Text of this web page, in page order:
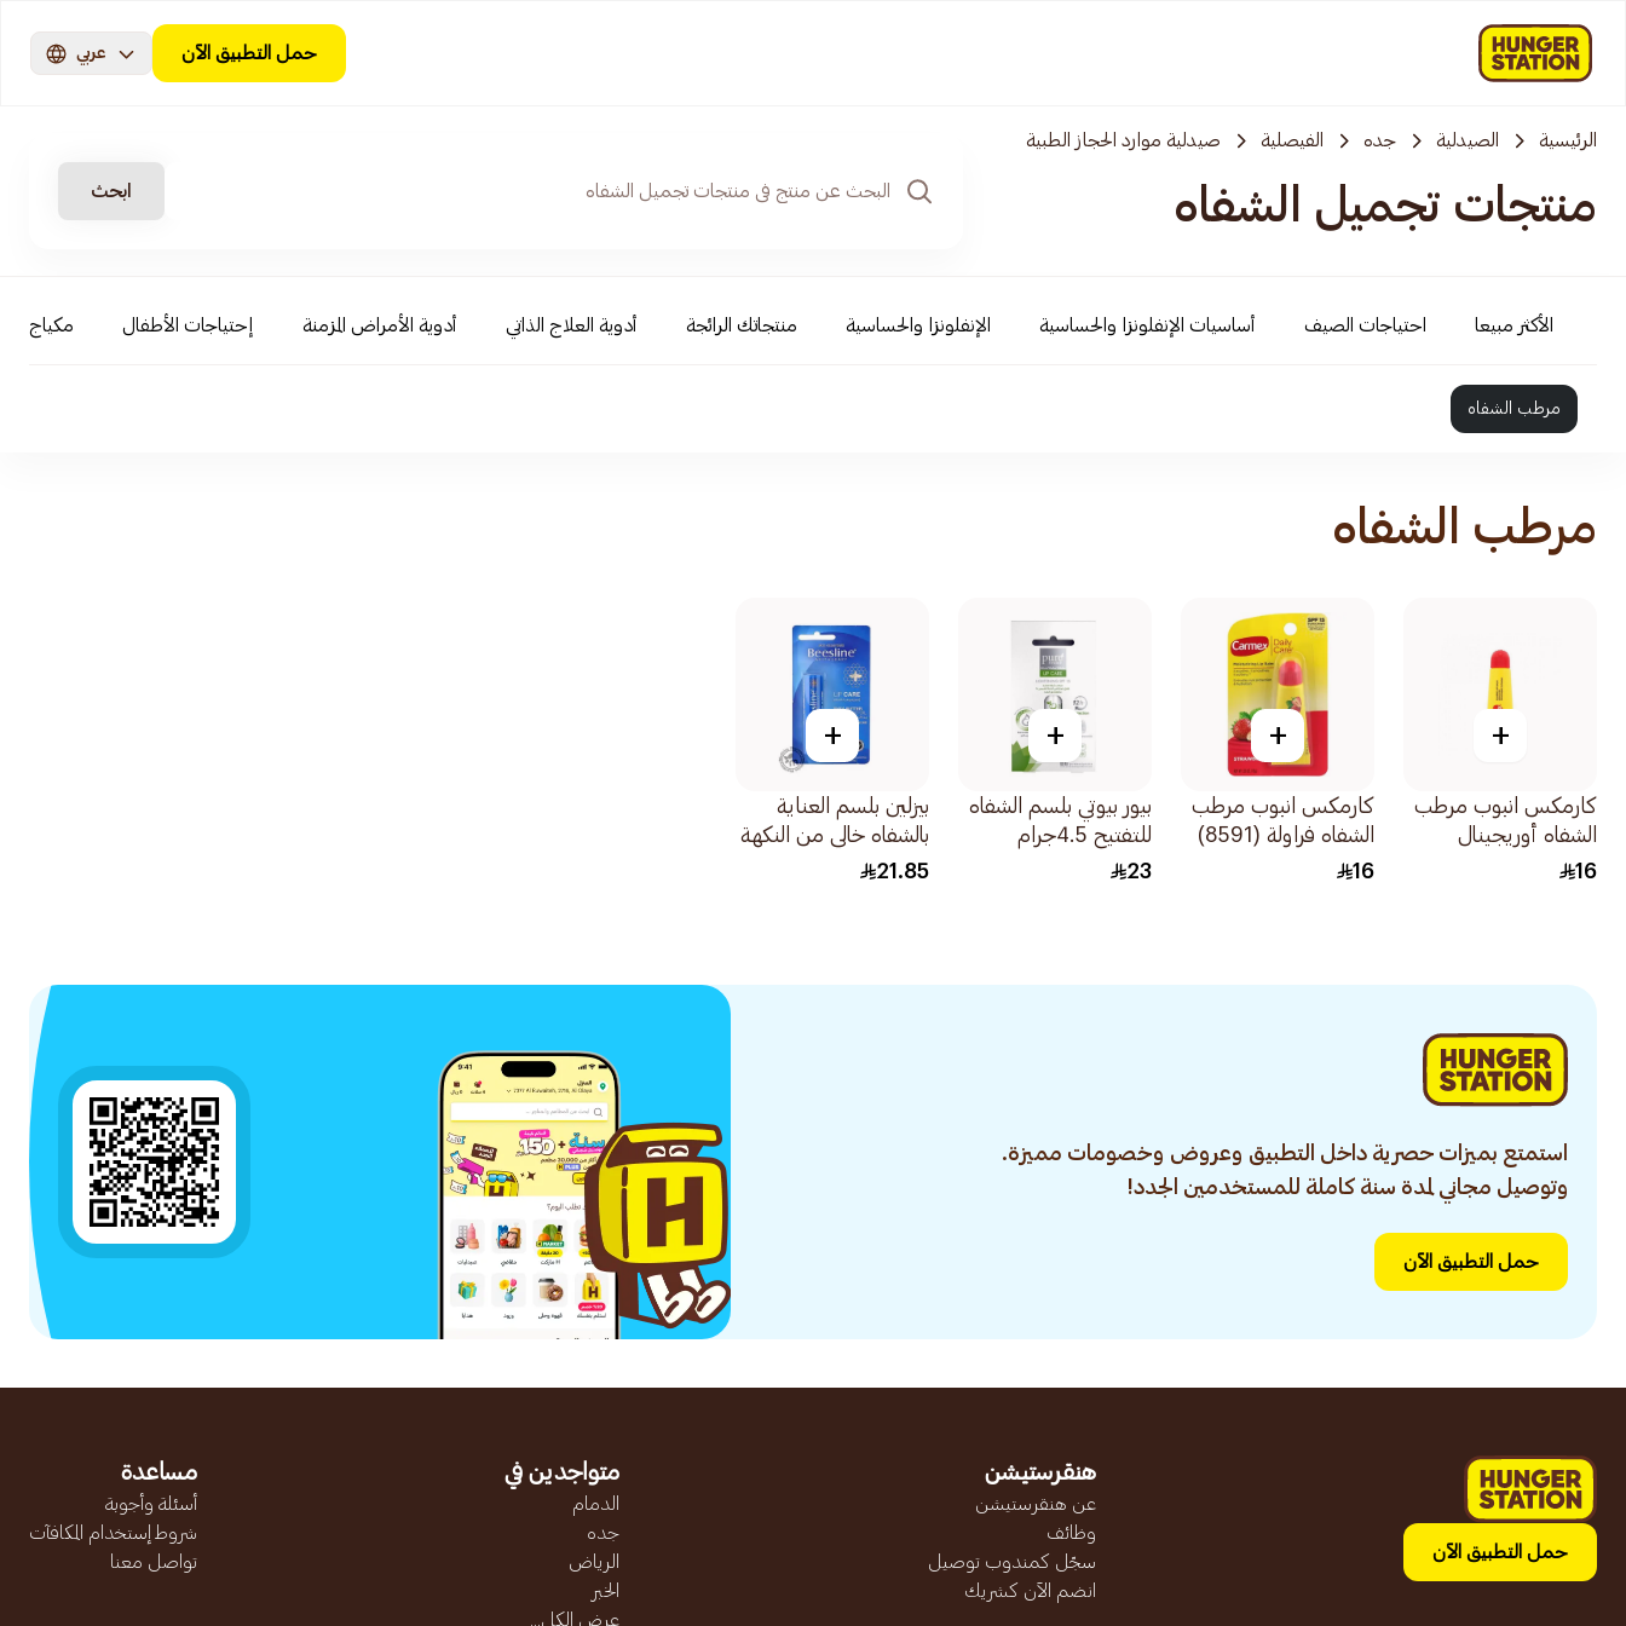
حمل التطبيق الآن عربي
الرئيسية الصيدلية جده الفيصلية صيدلية موارد الحجاز الطبية
منتجات تجميل الشفاه ابحث
الأكثر مبيعا احتياجات الصيف أساسيات الإنفلونزا والحساسية الإنفلونزا والحساسية منتجاتك الرائجة أدوية العلاج الذاتي أدوية الأمراض المزمنة إحتياجات الأطفال مكياج
مرطب الشفاه
مرطب الشفاه
+
كارمكس انبوب مرطب
الشفاه أوريجينال
كلاسيك (8515) 10جم
16
+
كارمكس انبوب مرطب
الشفاه فراولة (8591)
10جم
16
+
بيور بيوتي بلسم الشفاه
للتفتيح 4.5جرام
23
+
بيزلين بلسم العناية
بالشفاه خالي من النكهة
وغني بالفيتامينات وبي
21.85
استمتع بميزات حصرية داخل التطبيق وعروض وخصومات مميزة.
وتوصيل مجاني لمدة سنة كاملة للمستخدمين الجدد!
حمل التطبيق الآن
حمل التطبيق الآن
هنقرستيشن
عن هنقرستيشن
وظائف
سجّل كمندوب توصيل
انضم الآن كشريك
متواجدين في
الدمام
جده
الرياض
الخبر
عرض الكل...
مساعدة
أسئلة وأجوبة
شروط إستخدام المكافآت
تواصل معنا